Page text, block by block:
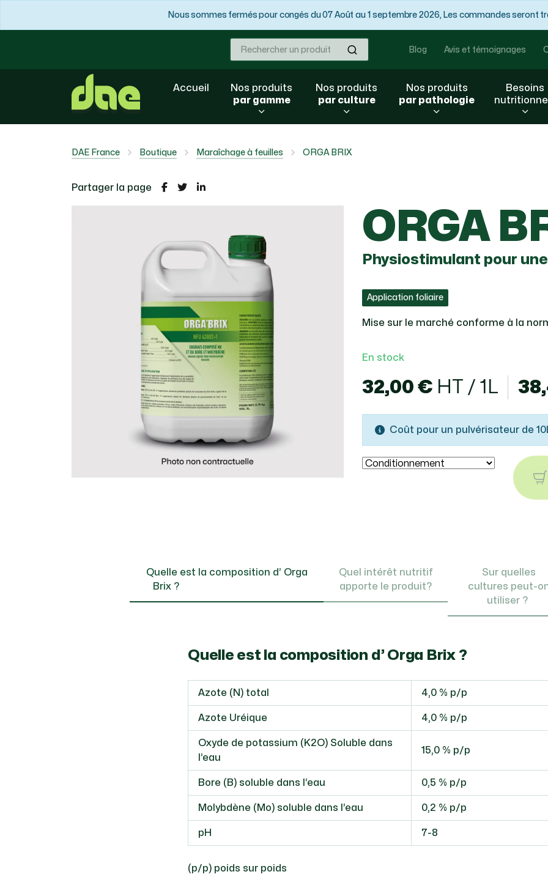
Nous sommes fermés pour congés du 07 Août au 1 septembre 2026, Les commandes seront
Blog Avis et témoignages
Accueil
Nos produits
par gamme
Nos produits
par culture
Nos produits
par pathologie
Besoins
DAE France Boutique Maraîchage à feuilles ORGA BRIX
Partager la page
ORGA
Physiostimulant pour
Application foliaire
Mise sur le marché conforme à la
En stock
32,00 € HT / 1L
Coût pour un pulvérisateur de
Quelle est la composition d’ Orga
Brix ?
Quel intérêt nutritif
apporte le produit?
Sur quelles
cultures peut-
utiliser ?
Quelle est la composition d’
Azote (N) total 4,0 % p/p
Azote Uréique 4,0 % p/p
Oxyde de potassium (K2O) Soluble dans
l’eau
15,0 % p/p
Bore (B) soluble dans l’eau 0,5 % p/p
Molybdène (Mo) soluble dans l’eau 0,2 % p/p
pH 7-8
(p/p) poids sur poids